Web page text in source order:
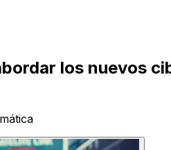
los nuevos